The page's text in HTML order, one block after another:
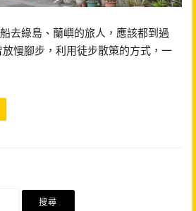
去綠島、蘭嶼的旅人，應該都到過
放慢腳步，利用徒步散策的方式，一